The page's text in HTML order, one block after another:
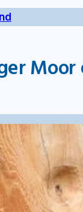
Moor